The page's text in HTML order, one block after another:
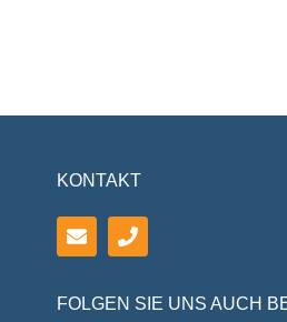
KONTAKT
FOLGEN SIE UNS AUCH